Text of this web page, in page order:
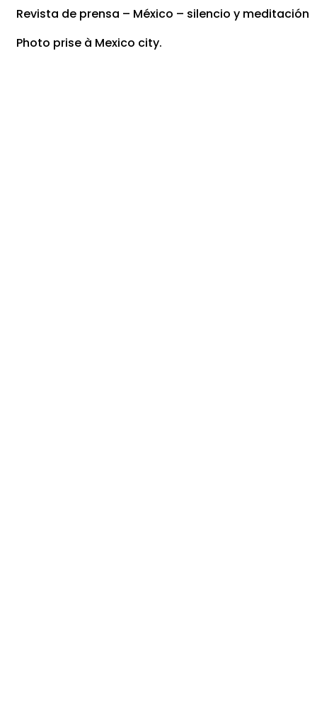
Revista de prensa – México – silencio y meditación
Photo prise à Mexico city.